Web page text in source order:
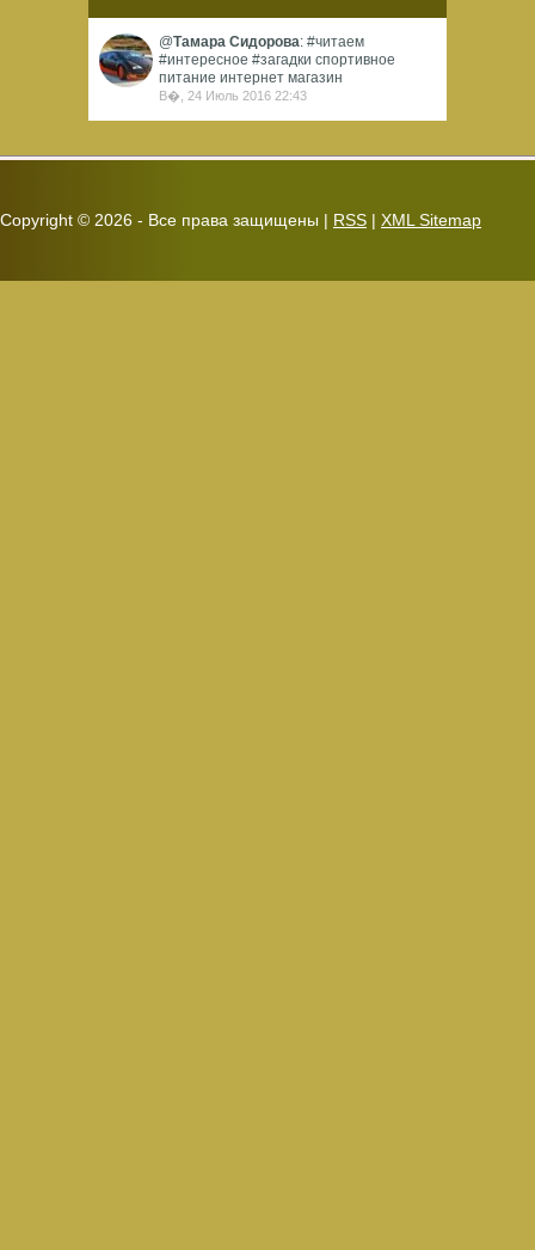
@Тамара Сидорова: #читаем
#интересное #загадки спортивное
питание интернет магазин
В�, 24 Июль 2016 22:43
Copyright © 2026 - Все права защищены | RSS | XML Sitemap